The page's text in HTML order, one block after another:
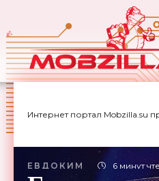
ЕВДОКИМ 6 минут